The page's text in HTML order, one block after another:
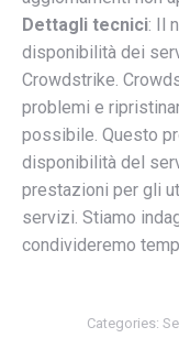
Dettagli tecnici: Il
disponibilità dei
Crowdstrike.
problemi e
possibile. Questo
disponibilità del
prestazioni per gli
servizi. Stiamo
condivideremo
Categories: